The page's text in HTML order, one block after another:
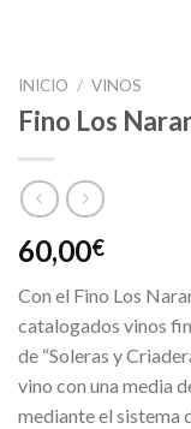
INICIO / VINOS
Fino Los
60,00€
Con el Fino Los
catalogados vinos
de “Soleras y
vino con una media
mediante el sistema